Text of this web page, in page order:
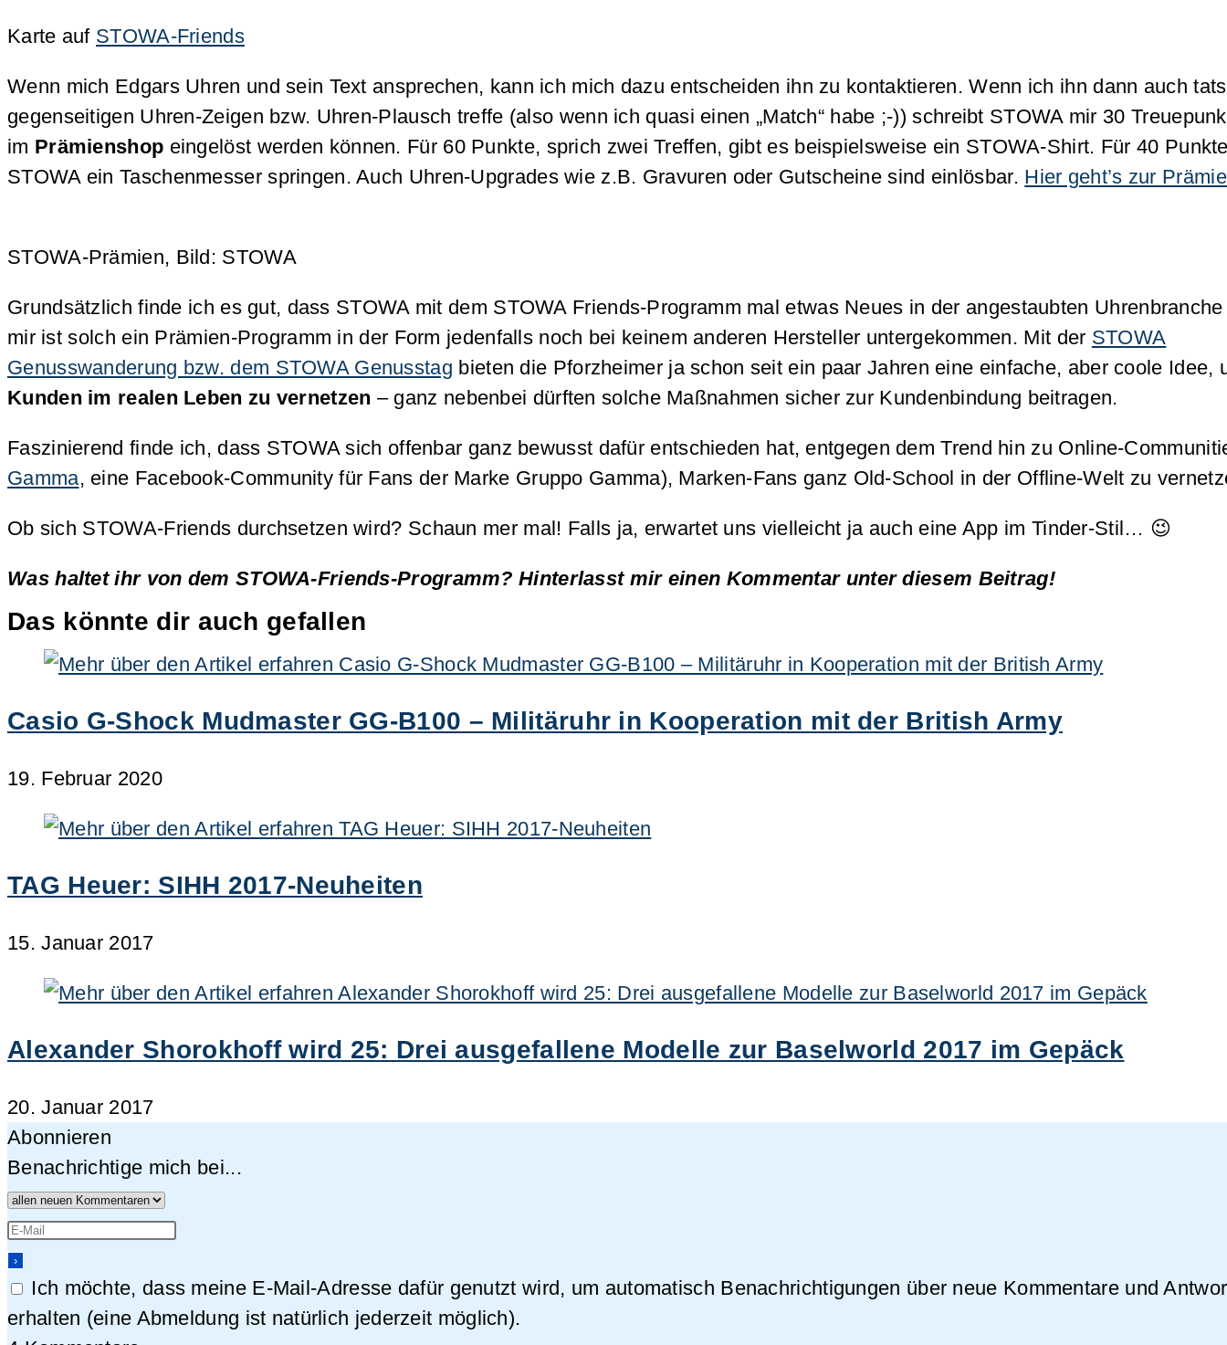
Karte auf STOWA-Friends
Wenn mich Edgars Uhren und sein Text ansprechen, kann ich mich dazu entscheiden ihn zu kontaktieren. Wenn ich ihn dann auch
gegenseitigen Uhren-Zeigen bzw. Uhren-Plausch treffe (also wenn ich quasi einen „Match“ habe ;-)) schreibt STOWA mir 30
im Prämienshop eingelöst werden können. Für 60 Punkte, sprich zwei Treffen, gibt es beispielsweise ein STOWA-Shirt. Für 40
STOWA ein Taschenmesser springen. Auch Uhren-Upgrades wie z.B. Gravuren oder Gutscheine sind einlösbar. Hier geht’s zur
STOWA-Prämien, Bild: STOWA
Grundsätzlich finde ich es gut, dass STOWA mit dem STOWA Friends-Programm mal etwas Neues in der angestaubten
mir ist solch ein Prämien-Programm in der Form jedenfalls noch bei keinem anderen Hersteller untergekommen. Mit der STOWA
Genusswanderung bzw. dem STOWA Genusstag bieten die Pforzheimer ja schon seit ein paar Jahren eine einfache, aber coole Idee,
Kunden im realen Leben zu vernetzen – ganz nebenbei dürften solche Maßnahmen sicher zur Kundenbindung beitragen.
Faszinierend finde ich, dass STOWA sich offenbar ganz bewusst dafür entschieden hat, entgegen dem Trend hin zu Online-
Gamma, eine Facebook-Community für Fans der Marke Gruppo Gamma), Marken-Fans ganz Old-School in der Offline-Welt zu
Ob sich STOWA-Friends durchsetzen wird? Schaun mer mal! Falls ja, erwartet uns vielleicht ja auch eine App im Tinder-Stil… 😉
Was haltet ihr von dem STOWA-Friends-Programm? Hinterlasst mir einen Kommentar unter diesem Beitrag!
Das könnte dir auch gefallen
Casio G-Shock Mudmaster GG-B100 – Militäruhr in Kooperation mit der British Army
19. Februar 2020
TAG Heuer: SIHH 2017-Neuheiten
15. Januar 2017
Alexander Shorokhoff wird 25: Drei ausgefallene Modelle zur Baselworld 2017 im Gepäck
20. Januar 2017
Abonnieren
Benachrichtige mich bei...
Ich möchte, dass meine E-Mail-Adresse dafür genutzt wird, um automatisch Benachrichtigungen über neue Kommentare und
erhalten (eine Abmeldung ist natürlich jederzeit möglich).